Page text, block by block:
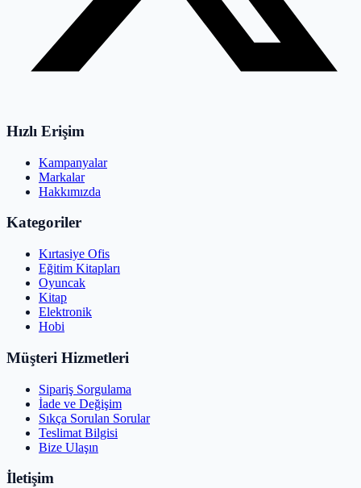
Hızlı Erişim
Kampanyalar
Markalar
Hakkımızda
Kategoriler
Kırtasiye Ofis
Eğitim Kitapları
Oyuncak
Kitap
Elektronik
Hobi
Müşteri Hizmetleri
Sipariş Sorgulama
İade ve Değişim
Sıkça Sorulan Sorular
Teslimat Bilgisi
Bize Ulaşın
İletişim